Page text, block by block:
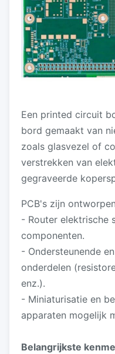
Een printed circuit
bord gemaakt van
zoals glasvezel of
verstrekken van
gegraveerde
PCB's zijn
- Router elektrische
componenten.
- Ondersteunende
onderdelen
enz.).
- Miniaturisatie en
apparaten mogelijk
Belangrijkste